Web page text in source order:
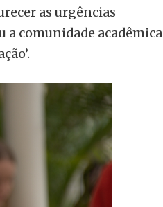
as urgências
a comunidade acadêmica